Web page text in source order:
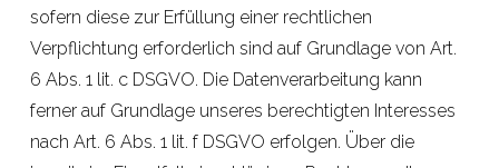
sofern diese zur Erfüllung einer rechtlichen
Verpflichtung erforderlich sind auf Grundlage von Art.
6 Abs. 1 lit. c DSGVO. Die Datenverarbeitung kann
ferner auf Grundlage unseres berechtigten Interesses
nach Art. 6 Abs. 1 lit. f DSGVO erfolgen. Über die